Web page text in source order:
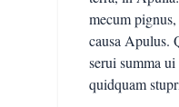
mecum
causa Apulus.
serui summa
quidquam